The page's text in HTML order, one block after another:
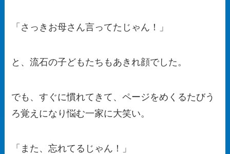
「さっきお母さん言ってたじゃん！」
と、流石の子どもたちもあきれ顔でした。
でも、すぐに慣れてきて、ページをめくるたびう
ろ覚えになり悩む一家に大笑い。
「また、忘れてるじゃん！」